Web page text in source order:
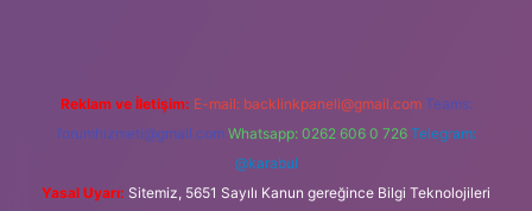
Reklam ve İletişim: E-mail: backlinkpaneli@gmail.com Teams:
forumhizmeti@gmail.com Whatsapp: 0262 606 0 726 Telegram:
@karabul
Yasal Uyarı: Sitemiz, 5651 Sayılı Kanun gereğince Bilgi Teknolojileri